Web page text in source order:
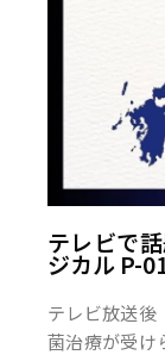
テレビで
ジカル P-
テレビ放送後
菌治療が受け